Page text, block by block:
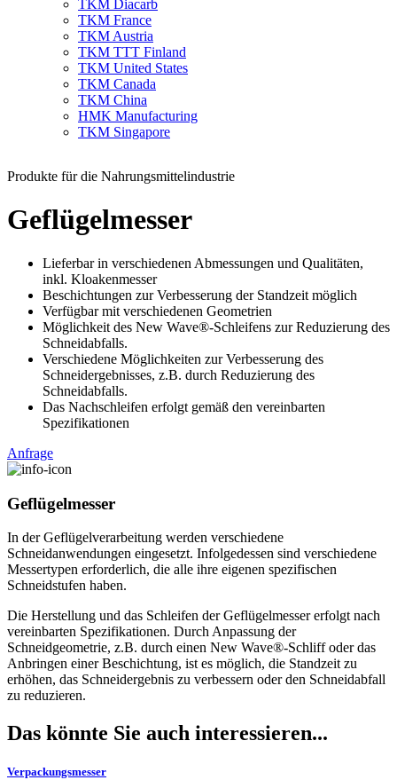
TKM Diacarb
TKM France
TKM Austria
TKM TTT Finland
TKM United States
TKM Canada
TKM China
HMK Manufacturing
TKM Singapore
Produkte für die Nahrungsmittelindustrie
Geflügelmesser
Lieferbar in verschiedenen Abmessungen und Qualitäten,
inkl. Kloakenmesser
Beschichtungen zur Verbesserung der Standzeit möglich
Verfügbar mit verschiedenen Geometrien
Möglichkeit des New Wave®-Schleifens zur Reduzierung des
Schneidabfalls.
Verschiedene Möglichkeiten zur Verbesserung des
Schneidergebnisses, z.B. durch Reduzierung des
Schneidabfalls.
Das Nachschleifen erfolgt gemäß den vereinbarten
Spezifikationen
Anfrage
Geflügelmesser
In der Geflügelverarbeitung werden verschiedene
Schneidanwendungen eingesetzt. Infolgedessen sind verschiedene
Messertypen erforderlich, die alle ihre eigenen spezifischen
Schneidstufen haben.
Die Herstellung und das Schleifen der Geflügelmesser erfolgt nach
vereinbarten Spezifikationen. Durch Anpassung der
Schneidgeometrie, z.B. durch einen New Wave®-Schliff oder das
Anbringen einer Beschichtung, ist es möglich, die Standzeit zu
erhöhen, das Schneidergebnis zu verbessern oder den Schneidabfall
zu reduzieren.
Das könnte Sie auch interessieren...
Verpackungsmesser